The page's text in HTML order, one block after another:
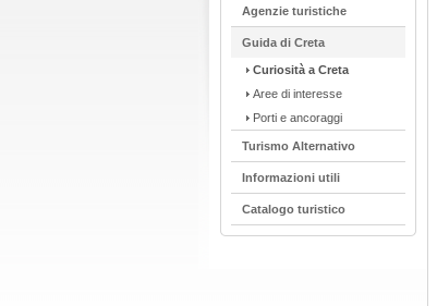
Agenzie turistiche
Guida di Creta
Curiosità a Creta
Aree di interesse
Porti e ancoraggi
Turismo Alternativo
Informazioni utili
Catalogo turistico